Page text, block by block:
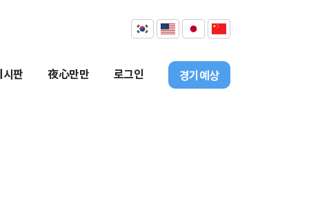
시판 夜心만만 로그인 경기예상